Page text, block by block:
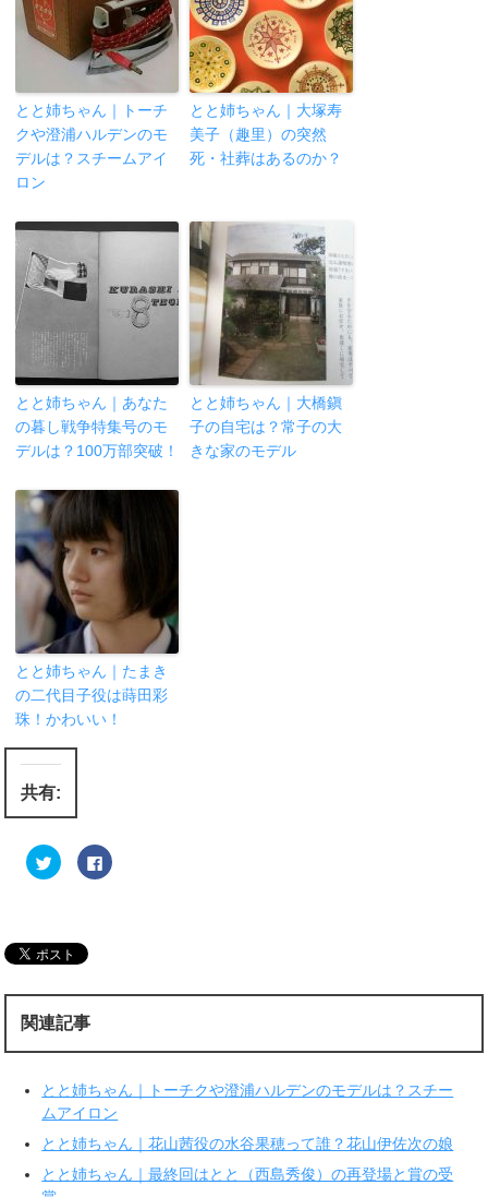
とと姉ちゃん｜トーチ
クや澄浦ハルデンのモ
デルは？スチームアイ
ロン
とと姉ちゃん｜大塚寿
美子（趣里）の突然
死・社葬はあるのか？
とと姉ちゃん｜あなた
の暮し戦争特集号のモ
デルは？100万部突破！
とと姉ちゃん｜大橋鎭
子の自宅は？常子の大
きな家のモデル
とと姉ちゃん｜たまき
の二代目子役は蒔田彩
珠！かわいい！
共有:
ク
リ
w
i
e
r
で
有
新
し
い
ウ
ン
ウ
で
F
a
す
ク
ク
し
て
だ
い
(
関連記事
とと姉ちゃん｜トーチクや澄浦ハルデンのモデルは？スチー
ムアイロン
とと姉ちゃん｜花山茜役の水谷果穂って誰？花山伊佐次の娘
とと姉ちゃん｜最終回はとと（西島秀俊）の再登場と賞の受